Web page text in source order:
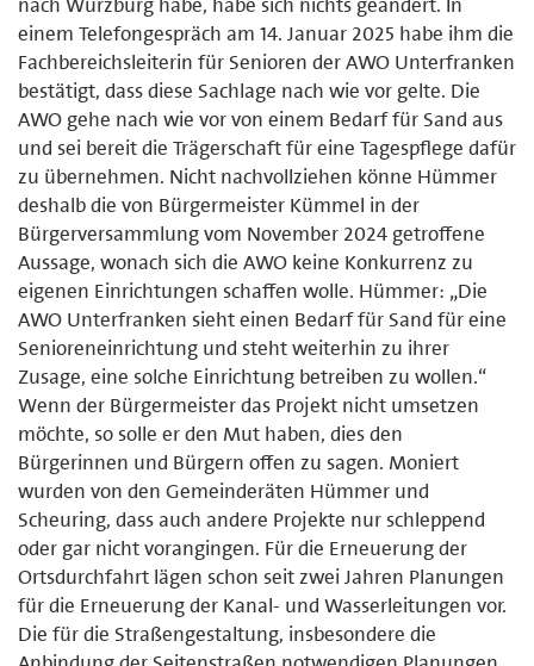
einem Telefongespräch am 14. Januar 2025 habe ihm die
Fachbereichsleiterin für Senioren der AWO Unterfranken
bestätigt, dass diese Sachlage nach wie vor gelte. Die
AWO gehe nach wie vor von einem Bedarf für Sand aus
und sei bereit die Trägerschaft für eine Tagespflege dafür
zu übernehmen. Nicht nachvollziehen könne Hümmer
deshalb die von Bürgermeister Kümmel in der
Bürgerversammlung vom November 2024 getroffene
Aussage, wonach sich die AWO keine Konkurrenz zu
eigenen Einrichtungen schaffen wolle. Hümmer: „Die
AWO Unterfranken sieht einen Bedarf für Sand für eine
Senioreneinrichtung und steht weiterhin zu ihrer
Zusage, eine solche Einrichtung betreiben zu wollen.“
Wenn der Bürgermeister das Projekt nicht umsetzen
möchte, so solle er den Mut haben, dies den
Bürgerinnen und Bürgern offen zu sagen. Moniert
wurden von den Gemeinderäten Hümmer und
Scheuring, dass auch andere Projekte nur schleppend
oder gar nicht vorangingen. Für die Erneuerung der
Ortsdurchfahrt lägen schon seit zwei Jahren Planungen
für die Erneuerung der Kanal- und Wasserleitungen vor.
Die für die Straßengestaltung, insbesondere die